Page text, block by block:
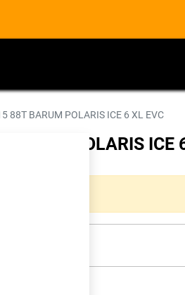
88T BARUM POLARIS ICE 6 XL EVC
BARUM POLARIS ICE